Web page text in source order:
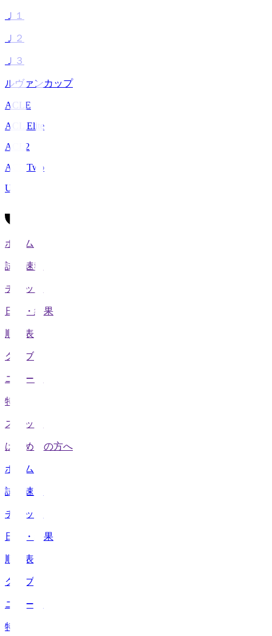
Ｊ１
Ｊ２
Ｊ３
ルヴァンカップ
ACLE
ACL Elite
ACL2
ACL Two
U-21
ホーム
試合速報
チケット
日程・結果
順位表
クラブ
ニュース
特集
スタッツ
はじめての方へ
ホーム
試合速報
チケット
日程・結果
順位表
クラブ
ニュース
特集